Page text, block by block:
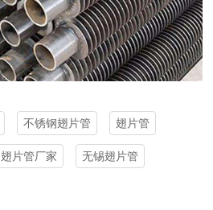
不锈钢翅片管 翅片管
翅片管厂家 无锡翅片管